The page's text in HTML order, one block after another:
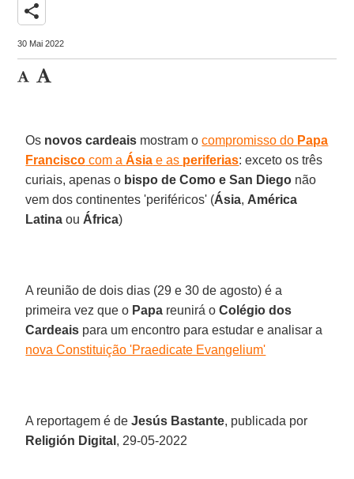
share
30 Mai 2022
Os novos cardeais mostram ocompromisso do Papa
Francisco com aÁsia e as periferias: exceto os três
curiais, apenas o bispo de Como e San Diego não
vem dos continentes 'periféricos' (Ásia, América
Latina ou África)
A reunião de dois dias (29 e 30 de agosto) é a
primeira vez que o Papa reunirá oColégio dos
Cardeais para um encontro para estudar e analisar a
nova Constituição 'Praedicate Evangelium'
A reportagem é deJesús Bastante, publicada por
Religión Digital , 29-05-2022